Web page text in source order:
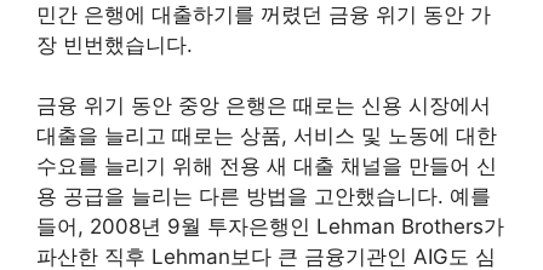
민간 은행에 대출하기를 꺼렸던 금융 위기 동안 가
장 빈번했습니다.
금융 위기 동안 중앙 은행은 때로는 신용 시장에서
대출을 늘리고 때로는 상품, 서비스 및 노동에 대한
수요를 늘리기 위해 전용 새 대출 채널을 만들어 신
용 공급을 늘리는 다른 방법을 고안했습니다. 예를
들어, 2008년 9월 투자은행인 Lehman Brothers가
파산한 직후 Lehman보다 큰 금융기관인 AIG도 심